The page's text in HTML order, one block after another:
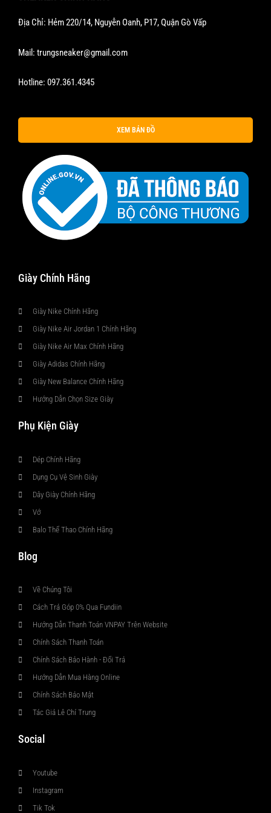
Địa Chỉ: Hẻm 220/14, Nguyễn Oanh, P17, Quận Gò Vấp
Mail: trungsneaker@gmail.com
Hotline: 097.361.4345
XEM BẢN ĐỒ
Giày Chính Hãng
Giày Nike Chính Hãng
Giày Nike Air Jordan 1 Chính Hãng
Giày Nike Air Max Chính Hãng
Giày Adidas Chính Hãng
Giày New Balance Chính Hãng
Hướng Dẫn Chọn Size Giày
Phụ Kiện Giày
Dép Chính Hãng
Dụng Cụ Vệ Sinh Giày
Dây Giày Chính Hãng
Vớ
Balo Thể Thao Chính Hãng
Blog
Về Chúng Tôi
Cách Trả Góp 0% Qua Fundiin
Hướng Dẫn Thanh Toán VNPAY Trên Website
Chính Sách Thanh Toán
Chính Sách Bảo Hành - Đổi Trả
Hướng Dẫn Mua Hàng Online
Chính Sách Bảo Mật
Tác Giả Lê Chí Trung
Social
Youtube
Instagram
Tik Tok